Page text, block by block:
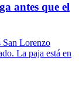
antes que el
San Lorenzo
La paja está en